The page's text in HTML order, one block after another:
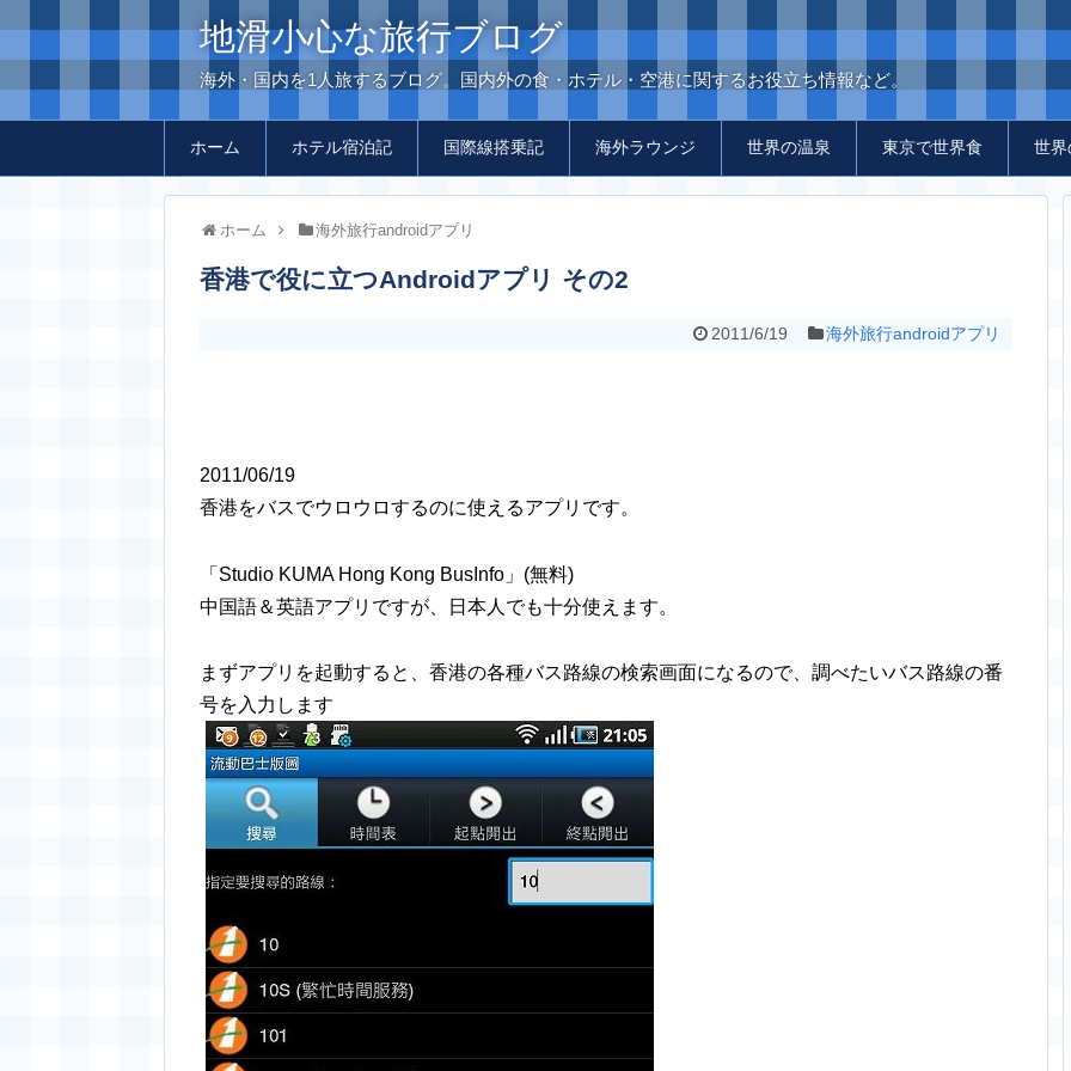
地滑小心な旅行ブログ
海外・国内を1人旅するブログ。国内外の食・ホテル・空港に関するお役立ち情報など。
ホーム ホテル宿泊記 国際線搭乗記 海外ラウンジ 世界の温泉 東京で世界食 世界
ホーム 海外旅行androidアプリ
香港で役に立つAndroidアプリ その2
2011/6/19 海外旅行androidアプリ
2011/06/19
香港をバスでウロウロするのに使えるアプリです。
「Studio KUMA Hong Kong BusInfo」(無料)
中国語＆英語アプリですが、日本人でも十分使えます。
まずアプリを起動すると、香港の各種バス路線の検索画面になるので、調べたいバス路線の番
号を入力します